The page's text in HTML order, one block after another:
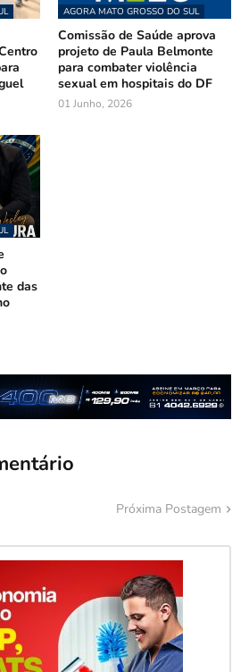
AGORA MATO GROSSO DO SUL
Comissão de Saúde aprova
projeto de Paula Belmonte
para combater violência
sexual em hospitais do DF
01 Junho, 2026
das
Próxima Postagem